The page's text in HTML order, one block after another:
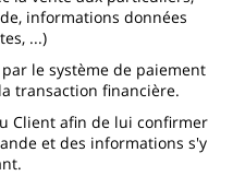
informations données
...)
le système de paiement
transaction financière.
Client afin de lui confirmer
et des informations s'y